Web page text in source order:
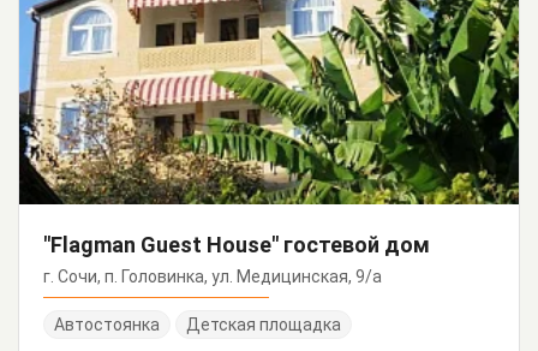
"Flagman Guest House" гостевой дом
г. Сочи, п. Головинка, ул. Медицинская, 9/а
Автостоянка Детская площадка